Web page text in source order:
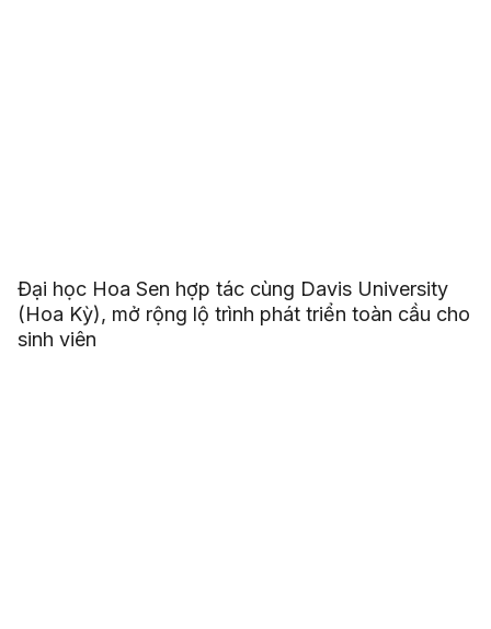
Đại học Hoa Sen hợp tác cùng Davis University
(Hoa Kỳ), mở rộng lộ trình phát triển toàn cầu cho
sinh viên